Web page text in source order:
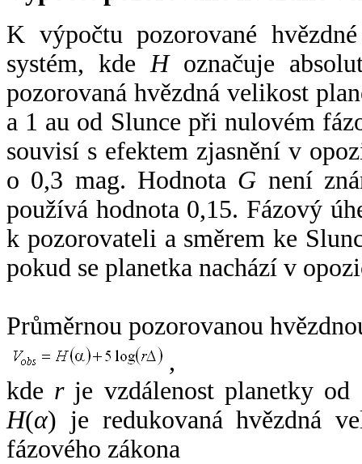
K výpočtu pozorované
systém, kde Hoznačuje
pozorovaná hvězdná velikost
a 1 au od Slunce při nulovém
souvisí s efektem zjasnění v
o 0,3 mag. Hodnota G není
používá hodnota 0,15. Fázový
k pozorovateli a směrem ke
pokud se planetka nachází v
Průměrnou pozorovanou
,
kde rje vzdálenost planetky od
H(α) je redukovaná hvězdná
fázového zákona